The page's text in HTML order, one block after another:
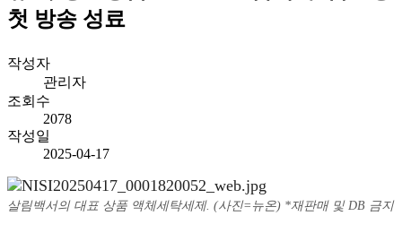
첫 방송 성료
작성자
관리자
조회수
2078
작성일
2025-04-17
살림백서의 대표 상품 액체세탁세제. (사진=뉴온) *재판매 및 DB 금지